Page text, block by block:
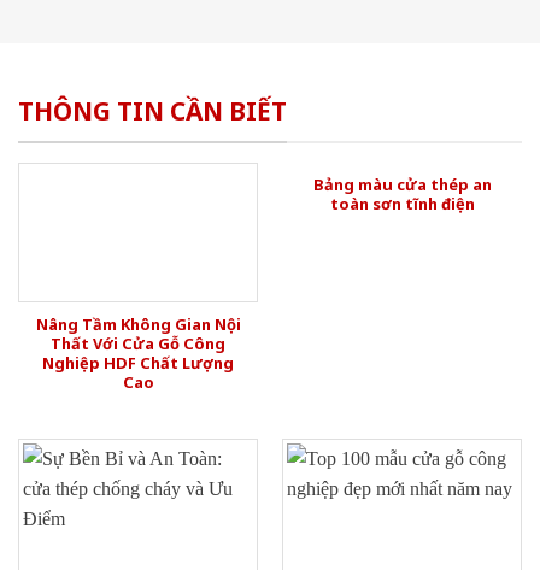
THÔNG TIN CẦN BIẾT
Nâng Tầm Không Gian Nội
Thất Với Cửa Gỗ Công
Nghiệp HDF Chất Lượng
Cao
Bảng màu cửa thép an
toàn sơn tĩnh điện